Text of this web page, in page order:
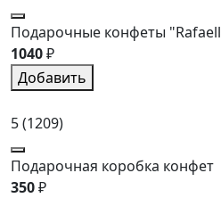
Подарочные конфеты
1040₽
Добавить
5(1209)
Подарочная коробка конфет
350₽